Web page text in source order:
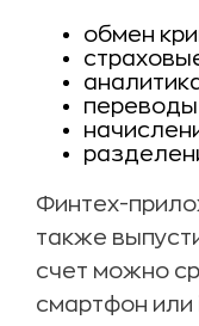
обмен
Финтех-
также
счет можно
смартфон или